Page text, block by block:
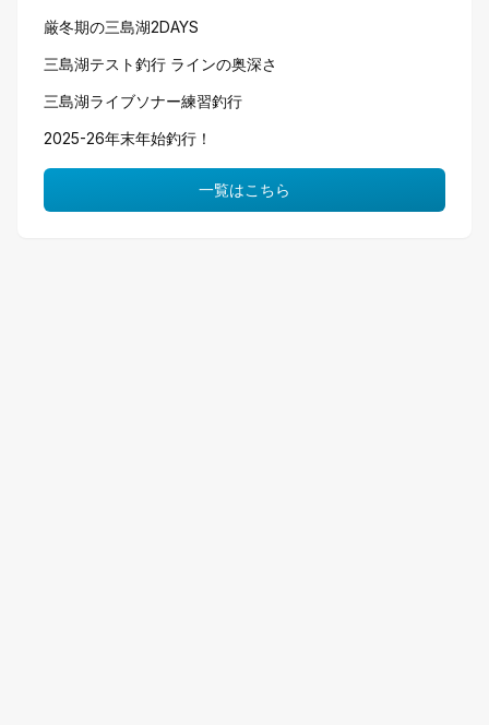
厳冬期の三島湖2DAYS
三島湖テスト釣行 ラインの奥深さ
三島湖ライブソナー練習釣行
2025-26年末年始釣行！
一覧はこちら